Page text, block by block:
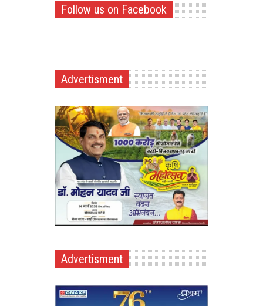
Follow us on Facebook
Advertisment
Advertisment